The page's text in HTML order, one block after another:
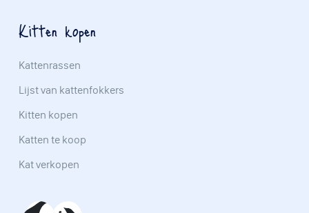
Kitten kopen
Kattenrassen
Lijst van kattenfokkers
Kitten kopen
Katten te koop
Kat verkopen